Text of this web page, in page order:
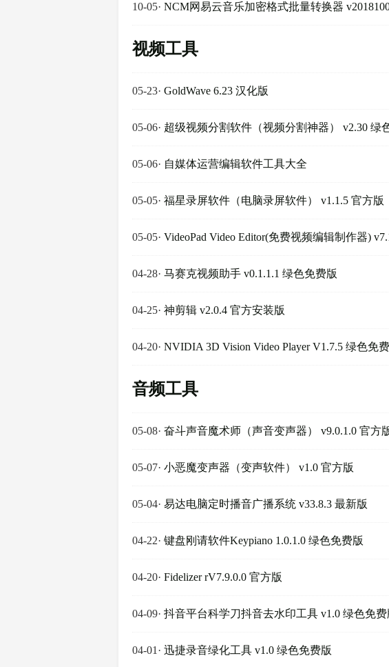
10-05· NCM网易云音乐加密格式批量转换器
视频工具
05-23· GoldWave 6.23 汉化版
05-06· 超级视频分割软件（视频分割神器） v2.30 绿
05-06· 自媒体运营编辑软件工具大全
05-05· 福星录屏软件（电脑录屏软件） v1.1.5 官方版
05-05· VideoPad Video Editor(免费视频编辑制作器)
04-28· 马赛克视频助手 v0.1.1.1 绿色免费版
04-25· 神剪辑 v2.0.4 官方安装版
04-20· NVIDIA 3D Vision Video Player V1.7.5 绿色免
音频工具
05-08· 奋斗声音魔术师（声音变声器） v9.0.1.0 官方
05-07· 小恶魔变声器（变声软件） v1.0 官方版
05-04· 易达电脑定时播音广播系统 v33.8.3 最新版
04-22· 键盘刚请软件Keypiano 1.0.1.0 绿色免费版
04-20· Fidelizer rV7.9.0.0 官方版
04-09· 抖音平台科学刀抖音去水印工具 v1.0 绿色免费
04-01 · 迅捷录音绿化工具 v1.0 绿色免费版